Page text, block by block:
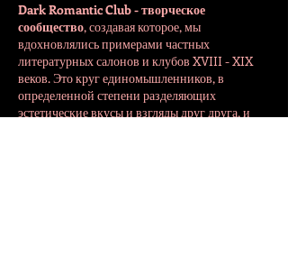
Dark Romantic Club - творческое
сообщество, создавая которое, мы
вдохновлялись примерами частных
литературных салонов и клубов XVIII - XIX
веков. Это круг единомышленников, в
определенной степени разделяющих
эстетические вкусы и взгляды друг друга, и